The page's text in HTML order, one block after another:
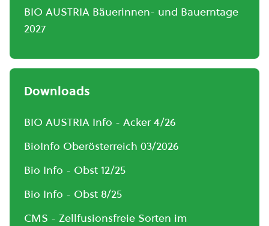
BIO AUSTRIA Bäuerinnen- und Bauerntage
2027
Downloads
BIO AUSTRIA Info - Acker 4/26
BioInfo Oberösterreich 03/2026
Bio Info - Obst 12/25
Bio Info - Obst 8/25
CMS - Zellfusionsfreie Sorten im